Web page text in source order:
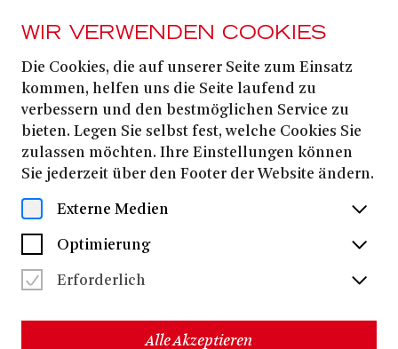
WIR VERWENDEN COOKIES
Die Cookies, die auf unserer Seite zum Einsatz
kommen, helfen uns die Seite laufend zu
verbessern und den bestmöglichen Service zu
bieten. Legen Sie selbst fest, welche Cookies Sie
zulassen möchten. Ihre Einstellungen können
Sie jederzeit über den Footer der Website ändern.
Externe Medien
Optimierung
Erforderlich
Alle Akzeptieren